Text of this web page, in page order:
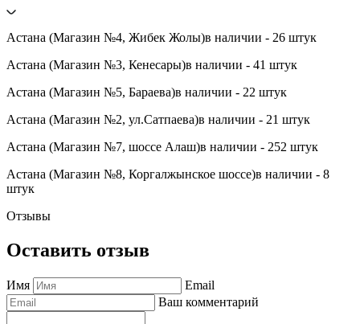
Астана (Магазин №4, Жибек Жолы)в наличии - 26 штук
Астана (Магазин №3, Кенесары)в наличии - 41 штук
Астана (Магазин №5, Бараева)в наличии - 22 штук
Астана (Магазин №2, ул.Сатпаева)в наличии - 21 штук
Астана (Магазин №7, шоссе Алаш)в наличии - 252 штук
Астана (Магазин №8, Коргалжынское шоссе)в наличии - 8
штук
Отзывы
Оставить отзыв
Имя
Email
Ваш комментарий